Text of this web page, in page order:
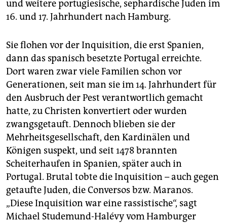
und weitere portugiesische, sephardische Juden im
16. und 17. Jahrhundert nach Hamburg.
Sie flohen vor der Inquisition, die erst Spanien,
dann das spanisch besetzte Portugal erreichte.
Dort waren zwar viele Familien schon vor
Generationen, seit man sie im 14. Jahrhundert für
den Ausbruch der Pest verantwortlich gemacht
hatte, zu Christen konvertiert oder wurden
zwangsgetauft. Dennoch blieben sie der
Mehrheitsgesellschaft, den Kardinälen und
Königen suspekt, und seit 1478 brannten
Scheiterhaufen in Spanien, später auch in
Portugal. Brutal tobte die Inquisition – auch gegen
getaufte Juden, die Conversos bzw. Maranos.
„Diese Inquisition war eine rassistische“, sagt
Michael Studemund-Halévy vom Hamburger